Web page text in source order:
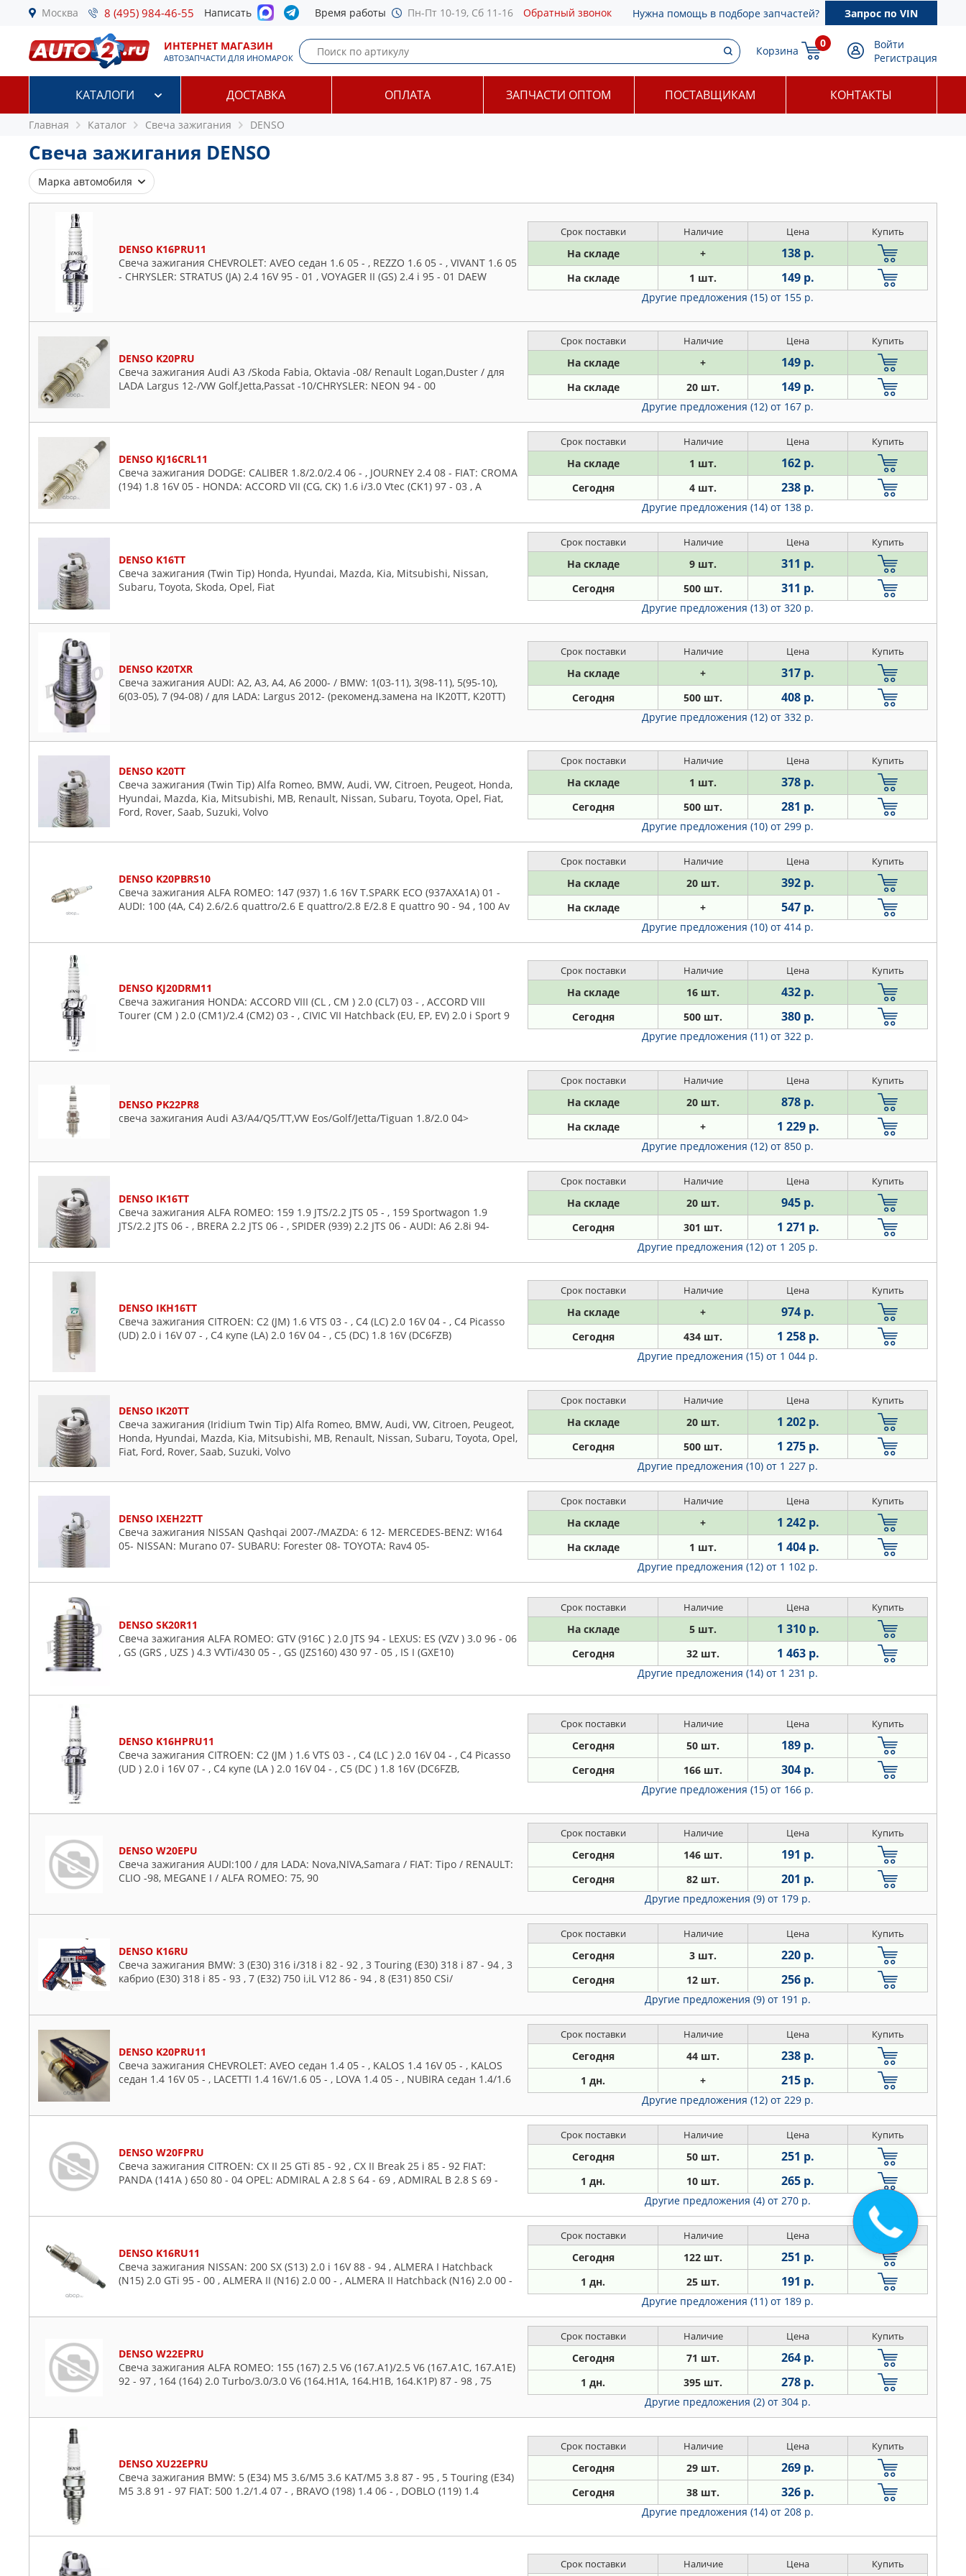
Москва 8 (495) 984-46-55 Написать Время работы Пн-Пт 10-19, Сб 11-16 Обратный звонок Нужна помощь в подборе запчастей? Запрос по VIN
ИНТЕРНЕТ МАГАЗИН
АВТОЗАПЧАСТИ ДЛЯ ИНОМАРОК
Корзина
0
Войти
Регистрация
КАТАЛОГИ ДОСТАВКА ОПЛАТА ЗАПЧАСТИ ОПТОМ ПОСТАВЩИКАМ КОНТАКТЫ
Главная Каталог Свеча зажигания DENSO
Свеча зажигания DENSO
Марка автомобиля
Alfa Romeo
Buick
Cadillac
Chevrolet
Chrysler
Daewoo
Daihatsu
Dodge
Fiat
Ford
Hummer
Hyundai
Isuzu
Jaguar
Jeep
KIA
Land Rover
Lexus
Mazda
Mercedes
Mitsubishi
Nissan
Peugeot
Plymouth
Pontiac
Porsche
Rover
Saab
Skoda
Ssangyong
Subaru
Suzuki
Toyota
Volvo
DENSO K16PRU11
Свеча зажигания CHEVROLET: AVEO седан 1.6 05 - , REZZO 1.6 05 - , VIVANT 1.6 05
- CHRYSLER: STRATUS (JA) 2.4 16V 95 - 01 , VOYAGER II (GS) 2.4 i 95 - 01 DAEW
Срок поставки Наличие Цена Купить
На складе + 138 р.
На складе 1 шт. 149 р.
Другие предложения (15) от 155 р.
DENSO K20PRU
Свеча зажигания Audi A3 /Skoda Fabia, Oktavia -08/ Renault Logan,Duster / для
LADA Largus 12-/VW Golf,Jetta,Passat -10/CHRYSLER: NEON 94 - 00
Срок поставки Наличие Цена Купить
На складе + 149 р.
На складе 20 шт. 149 р.
Другие предложения (12) от 167 р.
DENSO KJ16CRL11
Свеча зажигания DODGE: CALIBER 1.8/2.0/2.4 06 - , JOURNEY 2.4 08 - FIAT: CROMA
(194) 1.8 16V 05 - HONDA: ACCORD VII (CG, CK) 1.6 i/3.0 Vtec (CK1) 97 - 03 , A
Срок поставки Наличие Цена Купить
На складе 1 шт. 162 р.
Сегодня 4 шт. 238 р.
Другие предложения (14) от 138 р.
DENSO K16TT
Свеча зажигания (Twin Tip) Honda, Hyundai, Mazda, Kia, Mitsubishi, Nissan,
Subaru, Toyota, Skoda, Opel, Fiat
Срок поставки Наличие Цена Купить
На складе 9 шт. 311 р.
Сегодня 500 шт. 311 р.
Другие предложения (13) от 320 р.
DENSO K20TXR
Свеча зажигания AUDI: A2, A3, A4, A6 2000- / BMW: 1(03-11), 3(98-11), 5(95-10),
6(03-05), 7 (94-08) / для LADA: Largus 2012- (рекоменд.замена на IK20TT, K20TT)
Срок поставки Наличие Цена Купить
На складе + 317 р.
Сегодня 500 шт. 408 р.
Другие предложения (12) от 332 р.
DENSO K20TT
Свеча зажигания (Twin Tip) Alfa Romeo, BMW, Audi, VW, Citroen, Peugeot, Honda,
Hyundai, Mazda, Kia, Mitsubishi, MB, Renault, Nissan, Subaru, Toyota, Opel, Fiat,
Ford, Rover, Saab, Suzuki, Volvo
Срок поставки Наличие Цена Купить
На складе 1 шт. 378 р.
Сегодня 500 шт. 281 р.
Другие предложения (10) от 299 р.
DENSO K20PBRS10
Свеча зажигания ALFA ROMEO: 147 (937) 1.6 16V T.SPARK ECO (937AXA1A) 01 -
AUDI: 100 (4A, C4) 2.6/2.6 quattro/2.6 E quattro/2.8 E/2.8 E quattro 90 - 94 , 100 Av
Срок поставки Наличие Цена Купить
На складе 20 шт. 392 р.
На складе + 547 р.
Другие предложения (10) от 414 р.
DENSO KJ20DRM11
Свеча зажигания HONDA: ACCORD VIII (CL , CM ) 2.0 (CL7) 03 - , ACCORD VIII
Tourer (CM ) 2.0 (CM1)/2.4 (CM2) 03 - , CIVIC VII Hatchback (EU, EP, EV) 2.0 i Sport 9
Срок поставки Наличие Цена Купить
На складе 16 шт. 432 р.
Сегодня 500 шт. 380 р.
Другие предложения (11) от 322 р.
DENSO PK22PR8
свеча зажигания Audi A3/A4/Q5/TT,VW Eos/Golf/Jetta/Tiguan 1.8/2.0 04>
Срок поставки Наличие Цена Купить
На складе 20 шт. 878 р.
На складе + 1 229 р.
Другие предложения (12) от 850 р.
DENSO IK16TT
Свеча зажигания ALFA ROMEO: 159 1.9 JTS/2.2 JTS 05 - , 159 Sportwagon 1.9
JTS/2.2 JTS 06 - , BRERA 2.2 JTS 06 - , SPIDER (939) 2.2 JTS 06 - AUDI: A6 2.8i 94-
Срок поставки Наличие Цена Купить
На складе 20 шт. 945 р.
Сегодня 301 шт. 1 271 р.
Другие предложения (12) от 1 205 р.
DENSO IKH16TT
Свеча зажигания CITROEN: C2 (JM) 1.6 VTS 03 - , C4 (LC) 2.0 16V 04 - , C4 Picasso
(UD) 2.0 i 16V 07 - , C4 купе (LA) 2.0 16V 04 - , C5 (DC) 1.8 16V (DC6FZB)
Срок поставки Наличие Цена Купить
На складе + 974 р.
Сегодня 434 шт. 1 258 р.
Другие предложения (15) от 1 044 р.
DENSO IK20TT
Свеча зажигания (Iridium Twin Tip) Alfa Romeo, BMW, Audi, VW, Citroen, Peugeot,
Honda, Hyundai, Mazda, Kia, Mitsubishi, MB, Renault, Nissan, Subaru, Toyota, Opel,
Fiat, Ford, Rover, Saab, Suzuki, Volvo
Срок поставки Наличие Цена Купить
На складе 20 шт. 1 202 р.
Сегодня 500 шт. 1 275 р.
Другие предложения (10) от 1 227 р.
DENSO IXEH22TT
Свеча зажигания NISSAN Qashqai 2007-/MAZDA: 6 12- MERCEDES-BENZ: W164
05- NISSAN: Murano 07- SUBARU: Forester 08- TOYOTA: Rav4 05-
Срок поставки Наличие Цена Купить
На складе + 1 242 р.
На складе 1 шт. 1 404 р.
Другие предложения (12) от 1 102 р.
DENSO SK20R11
Свеча зажигания ALFA ROMEO: GTV (916C ) 2.0 JTS 94 - LEXUS: ES (VZV ) 3.0 96 - 06
, GS (GRS , UZS ) 4.3 VVTi/430 05 - , GS (JZS160) 430 97 - 05 , IS I (GXE10)
Срок поставки Наличие Цена Купить
На складе 5 шт. 1 310 р.
Сегодня 32 шт. 1 463 р.
Другие предложения (14) от 1 231 р.
DENSO K16HPRU11
Свеча зажигания CITROEN: C2 (JM ) 1.6 VTS 03 - , C4 (LC ) 2.0 16V 04 - , C4 Picasso
(UD ) 2.0 i 16V 07 - , C4 купе (LA ) 2.0 16V 04 - , C5 (DC ) 1.8 16V (DC6FZB,
Срок поставки Наличие Цена Купить
Сегодня 50 шт. 189 р.
Сегодня 166 шт. 304 р.
Другие предложения (15) от 166 р.
DENSO W20EPU
Свеча зажигания AUDI:100 / для LADA: Nova,NIVA,Samara / FIAT: Tipo / RENAULT:
CLIO -98, MEGANE I / ALFA ROMEO: 75, 90
Срок поставки Наличие Цена Купить
Сегодня 146 шт. 191 р.
Сегодня 82 шт. 201 р.
Другие предложения (9) от 179 р.
DENSO K16RU
Свеча зажигания BMW: 3 (E30) 316 i/318 i 82 - 92 , 3 Touring (E30) 318 i 87 - 94 , 3
кабрио (E30) 318 i 85 - 93 , 7 (E32) 750 i,iL V12 86 - 94 , 8 (E31) 850 CSi/
Срок поставки Наличие Цена Купить
Сегодня 3 шт. 220 р.
Сегодня 12 шт. 256 р.
Другие предложения (9) от 191 р.
DENSO K20PRU11
Свеча зажигания CHEVROLET: AVEO седан 1.4 05 - , KALOS 1.4 16V 05 - , KALOS
седан 1.4 16V 05 - , LACETTI 1.4 16V/1.6 05 - , LOVA 1.4 05 - , NUBIRA седан 1.4/1.6
Срок поставки Наличие Цена Купить
Сегодня 44 шт. 238 р.
1 дн. + 215 р.
Другие предложения (12) от 229 р.
DENSO W20FPRU
Свеча зажигания CITROEN: CX II 25 GTi 85 - 92 , CX II Break 25 i 85 - 92 FIAT:
PANDA (141A ) 650 80 - 04 OPEL: ADMIRAL A 2.8 S 64 - 69 , ADMIRAL B 2.8 S 69 -
Срок поставки Наличие Цена Купить
Сегодня 50 шт. 251 р.
1 дн. 10 шт. 265 р.
Другие предложения (4) от 270 р.
DENSO K16RU11
Свеча зажигания NISSAN: 200 SX (S13) 2.0 i 16V 88 - 94 , ALMERA I Hatchback
(N15) 2.0 GTi 95 - 00 , ALMERA II (N16) 2.0 00 - , ALMERA II Hatchback (N16) 2.0 00 -
Срок поставки Наличие Цена Купить
Сегодня 122 шт. 251 р.
1 дн. 25 шт. 191 р.
Другие предложения (11) от 189 р.
DENSO W22EPRU
Свеча зажигания ALFA ROMEO: 155 (167) 2.5 V6 (167.A1)/2.5 V6 (167.A1C, 167.A1E)
92 - 97 , 164 (164) 2.0 Turbo/3.0/3.0 V6 (164.H1A, 164.H1B, 164.K1P) 87 - 98 , 75
Срок поставки Наличие Цена Купить
Сегодня 71 шт. 264 р.
1 дн. 395 шт. 278 р.
Другие предложения (2) от 304 р.
DENSO XU22EPRU
Свеча зажигания BMW: 5 (E34) M5 3.6/M5 3.6 KAT/M5 3.8 87 - 95 , 5 Touring (E34)
M5 3.8 91 - 97 FIAT: 500 1.2/1.4 07 - , BRAVO (198) 1.4 06 - , DOBLO (119) 1.4
Срок поставки Наличие Цена Купить
Сегодня 29 шт. 269 р.
Сегодня 38 шт. 326 р.
Другие предложения (14) от 208 р.
Срок поставки Наличие Цена Купить
Закажите
звонок